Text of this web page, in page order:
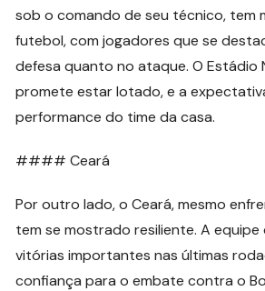
sob o comando de seu técnico, tem
futebol, com jogadores que se
defesa quanto no ataque. O Estádio
promete estar lotado, e a
performance do time da casa.
#### Ceará
Por outro lado, o Ceará, mesmo
tem se mostrado resiliente. A equipe
vitórias importantes nas últimas
confiança para o embate contra o